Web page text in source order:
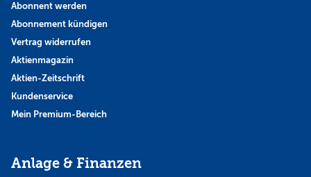
Abonnent werden
Abonnement kündigen
Vertrag widerrufen
Aktienmagazin
Aktien-Zeitschrift
Kundenservice
Mein Premium-Bereich
Anlage & Finanzen